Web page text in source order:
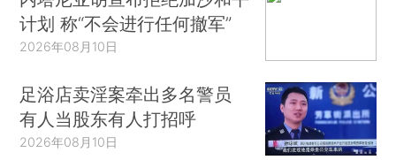
计划 称“不会进行任何撤军”
2026年08月10日
足浴店卖淫案牵出多名警员
有人当股东有人打招呼
2026年08月10日